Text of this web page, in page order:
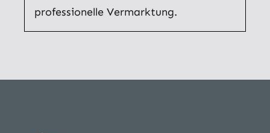
professionelle Vermarktung.